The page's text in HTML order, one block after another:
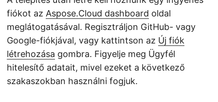
fiókot az Aspose.Cloud dashboard oldal
meglátogatásával. Regisztráljon GitHub- vagy
Google-fiókjával, vagy kattintson az Új fiók
létrehozása gombra. Figyelje meg Ügyfél
hitelesítő adatait, mivel ezeket a következő
szakaszokban használni fogjuk.